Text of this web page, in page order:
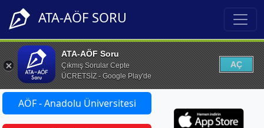
ATA-AÖF SORU
ATA-AÖF Soru
Çıkmış Sorular Cepte
ÜCRETSİZ - Google Play'de
AÇ
AÖF - Anadolu Üniversitesi